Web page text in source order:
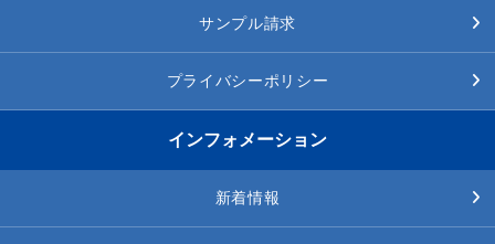
サンプル請求
プライバシーポリシー
インフォメーション
新着情報